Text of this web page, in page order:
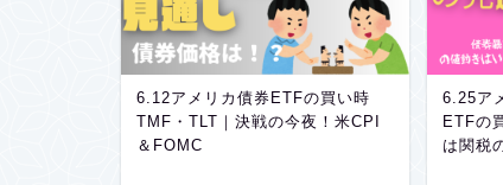
6.12アメリカ債券ETFの買い時
TMF・TLT｜決戦の今夜！米CPI
＆FOMC
6.25ア
ETFの
は関税